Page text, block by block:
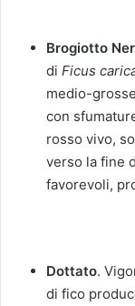
Brogiotto
di Ficus
medio-
con
rosso vivo,
verso la fine
favorevoli,
Dottato.
di fico